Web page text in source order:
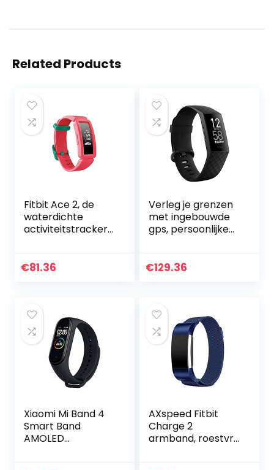
Related Products
Fitbit Ace 2, de
waterdichte
activiteitstracker
motiverende
€81.36
Verleg je grenzen
met ingebouwde
gps, persoonlijke
van tot wel 7
€129.36
Xiaomi Mi Band 4
Smart Band
AMOLED
AXspeed Fitbit
Charge 2
armband, roestvrij